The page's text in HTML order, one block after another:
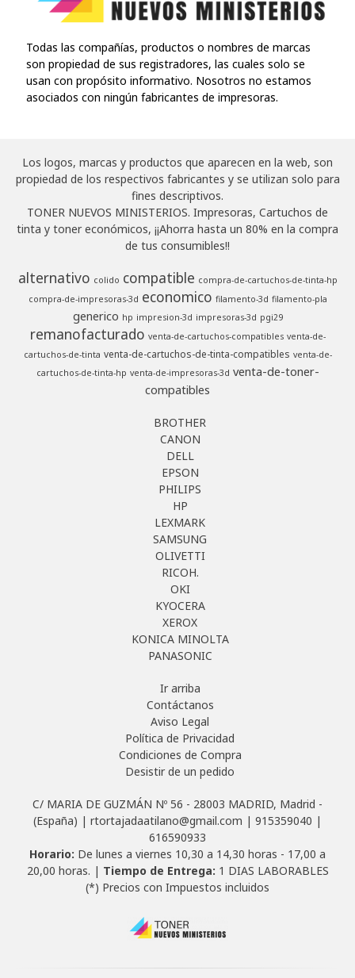
Todas las compañías, productos o nombres de marcas
son propiedad de sus registradores, las cuales solo se
usan con propósito informativo. Nosotros no estamos
asociados con ningún fabricantes de impresoras.
Los logos, marcas y productos que aparecen en la web, son
propiedad de los respectivos fabricantes y se utilizan solo para
fines descriptivos.
TONER NUEVOS MINISTERIOS. Impresoras, Cartuchos de
tinta y toner económicos, ¡¡Ahorra hasta un 80% en la compra
de tus consumibles!!
alternativo colido compatible compra-de-cartuchos-de-tinta-hp
compra-de-impresoras-3d economico filamento-3d filamento-pla
generico hp impresion-3d impresoras-3d pgi29
remanofacturado venta-de-cartuchos-compatibles venta-de-
cartuchos-de-tinta venta-de-cartuchos-de-tinta-compatibles venta-de-
cartuchos-de-tinta-hp venta-de-impresoras-3d venta-de-toner-
compatibles
BROTHER
CANON
DELL
EPSON
PHILIPS
HP
LEXMARK
SAMSUNG
OLIVETTI
RICOH.
OKI
KYOCERA
XEROX
KONICA MINOLTA
PANASONIC
Ir arriba
Contáctanos
Aviso Legal
Política de Privacidad
Condiciones de Compra
Desistir de un pedido
C/ MARIA DE GUZMÁN Nº 56 - 28003 MADRID, Madrid -
(España) | rtortajadaatilano@gmail.com | 915359040 |
616590933
Horario: De lunes a viernes 10,30 a 14,30 horas - 17,00 a
20,00 horas. | Tiempo de Entrega: 1 DIAS LABORABLES
(*) Precios con Impuestos incluidos